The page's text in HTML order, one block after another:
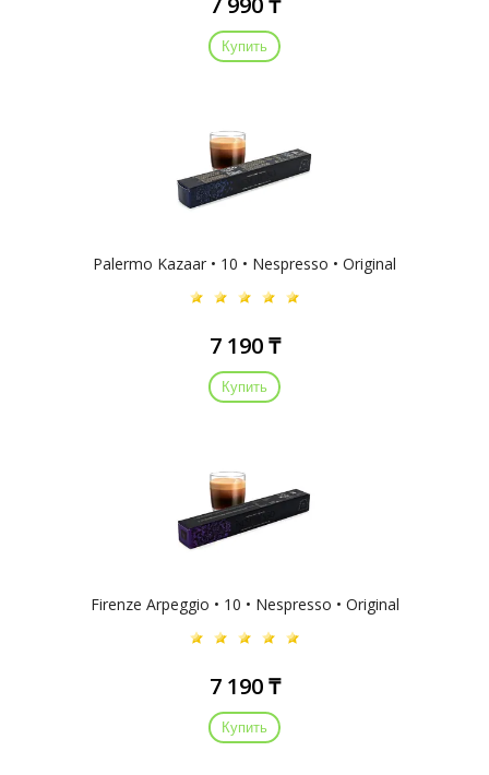
Купить
Palermo Kazaar • 10 • Nespresso • Original
7 190 ₸
Купить
Firenze Arpeggio • 10 • Nespresso • Original
7 190 ₸
Купить